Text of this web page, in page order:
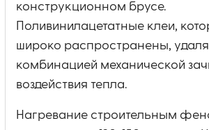
конструкционном брусе.
Поливинилацетатные клеи,
широко распространены,
комбинацией механической
воздействия тепла.
Нагревание строительным